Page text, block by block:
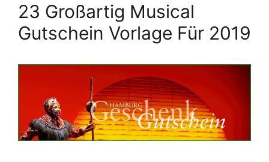
23 Großartig Musical
Gutschein Vorlage Für 2019